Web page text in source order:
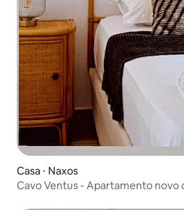
Casa ⋅ Naxos
Cavo Ventus - Apartamento novo